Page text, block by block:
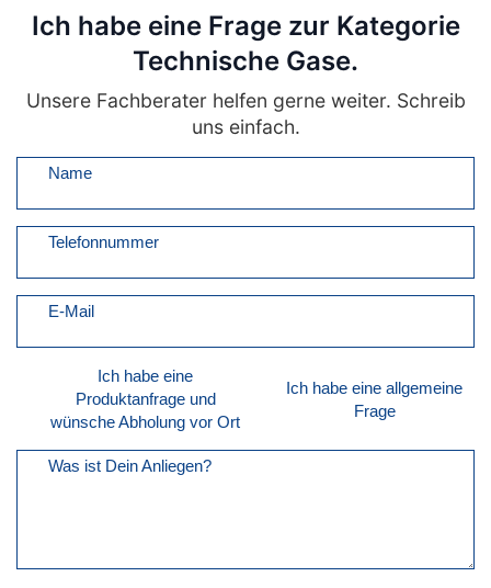
Ich habe eine Frage zur Kategorie
Technische Gase.
Unsere Fachberater helfen gerne weiter. Schreib
uns einfach.
Name
Telefonnummer
E-Mail
Ich habe eine
Produktanfrage und
wünsche Abholung vor Ort
Ich habe eine allgemeine
Frage
Was ist Dein Anliegen?